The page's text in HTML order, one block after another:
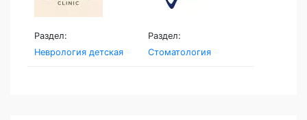
Раздел:
Неврология детская
Раздел:
Стоматология